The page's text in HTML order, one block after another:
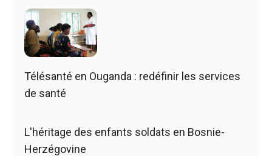
Télésanté en Ouganda : redéfinir les services
de santé
L'héritage des enfants soldats en Bosnie-
Herzégovine